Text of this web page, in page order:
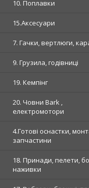
10. Поплавки
15.Аксесуари
7. Гачки, вертлюги,
9. Грузила, годівниці
19. Кемпінг
20. Човни Bark ,
електромотори
4.Готові оснастки,
запчастини
18. Принади, пелети,
наживки